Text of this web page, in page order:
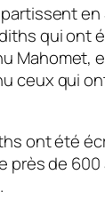
en
qui ont
Mahomet,
ceux qui
ont été
près de 600